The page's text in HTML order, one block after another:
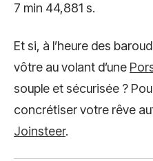
7 min 44,881 s.
Et si, à l’heure des
vôtre au volant d’une
souple et sécurisée ?
concrétiser votre rêve
Joinsteer.